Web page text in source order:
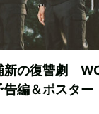
新の復讐劇
告編＆ポスター